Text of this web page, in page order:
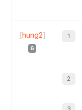
[hung2]
6